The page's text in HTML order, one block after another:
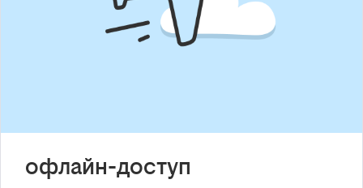
офлайн-доступ